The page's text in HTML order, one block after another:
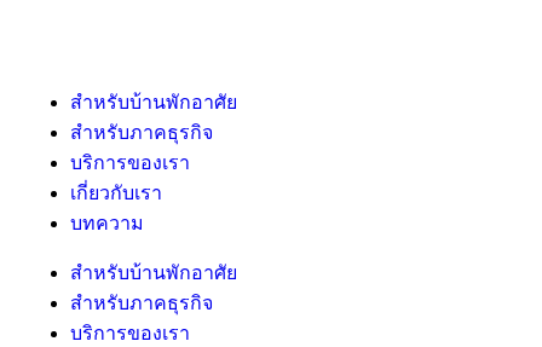
สำหรับบ้านพักอาศัย
สำหรับภาคธุรกิจ
บริการของเรา
เกี่ยวกับเรา
บทความ
สำหรับบ้านพักอาศัย
สำหรับภาคธุรกิจ
บริการของเรา